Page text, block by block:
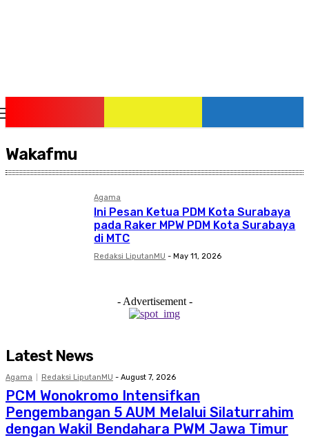
Wakafmu
Agama
Ini Pesan Ketua PDM Kota Surabaya
pada Raker MPW PDM Kota Surabaya
di MTC
Redaksi LiputanMU - May 11, 2026
- Advertisement -
Latest News
Agama Redaksi LiputanMU - August 7, 2026
PCM Wonokromo Intensifkan
Pengembangan 5 AUM Melalui Silaturrahim
dengan Wakil Bendahara PWM Jawa Timur